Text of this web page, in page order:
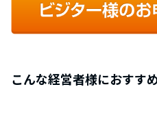
こんな経営者様におすす